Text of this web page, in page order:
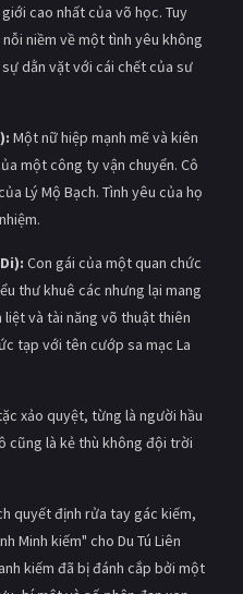
cao nhất của võ học. Tuy
niềm về một tình yêu không
dằn vặt với cái chết của sư
Một nữ hiệp mạnh mẽ và kiên
một công ty vận chuyển. Cô
Lý Mộ Bạch. Tình yêu của họ
Con gái của một quan chức
thư khuê các nhưng lại mang
và tài năng võ thuật thiên
tạp với tên cướp sa mạc La
xảo quyệt, từng là người hầu
cũng là kẻ thù không đội trời
quyết định rửa tay gác kiếm,
Minh kiếm" cho Du Tú Liên
kiếm đã bị đánh cắp bởi một